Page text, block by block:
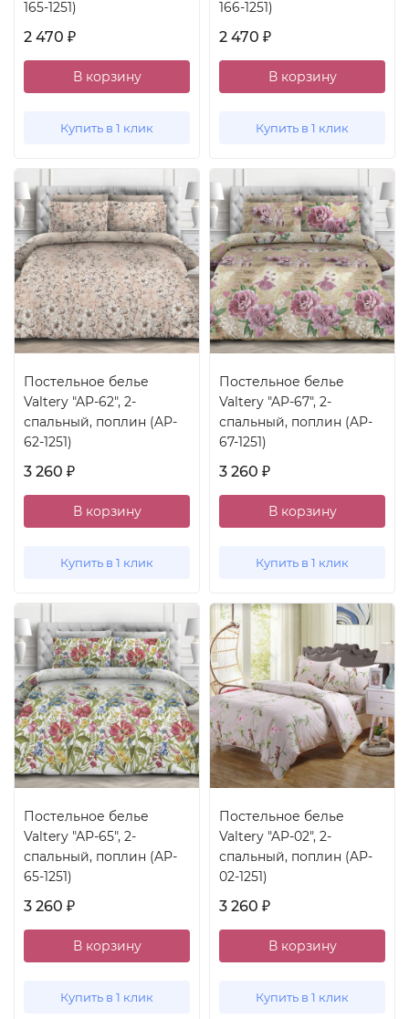
165-1251)
2 470 ₽
В корзину
Купить в 1 клик
166-1251)
2 470 ₽
В корзину
Купить в 1 клик
Постельное белье
Valtery "AP-62", 2-
спальный, поплин (AP-
62-1251)
3 260 ₽
В корзину
Купить в 1 клик
Постельное белье
Valtery "AP-67", 2-
спальный, поплин (AP-
67-1251)
3 260 ₽
В корзину
Купить в 1 клик
Постельное белье
Valtery "AP-65", 2-
спальный, поплин (AP-
65-1251)
3 260 ₽
В корзину
Купить в 1 клик
Постельное белье
Valtery "AP-02", 2-
спальный, поплин (AP-
02-1251)
3 260 ₽
В корзину
Купить в 1 клик